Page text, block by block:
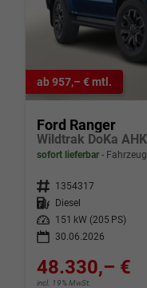
ab 957,– € mtl.
Ford Ranger
sofort lieferbar
Fahrzeugnr. 1354317
Kraftstoff Diesel
Leistung
151 kW (205 PS)
30.06.2026
48.330,– €
incl. 19% MwSt.